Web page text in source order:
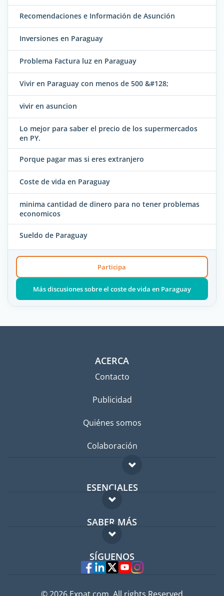
Recomendaciones e Información de Asunción
Inversiones en Paraguay
Problema Factura luz en Paraguay
Vivir en Paraguay con menos de 500 &#128;
vivir en asuncion
Lo mejor para saber el precio de los supermercados
en PY.
Porque pagar mas si eres extranjero
Coste de vida en Paraguay
minima cantidad de dinero para no tener problemas
economicos
Sueldo de Paraguay
Participa
Más discusiones sobre el coste de vida en Paraguay
ACERCA
Contacto
Publicidad
Quiénes somos
Colaboración
ESENCIALES
Foro para expatriados
Guía para expatriados
Trabajos en el extranjero
SABER MÁS
FAQ
Expertos
SÍGUENOS